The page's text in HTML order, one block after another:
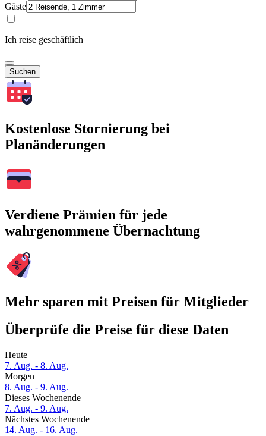
Gäste
Ich reise geschäftlich
Suchen
Kostenlose Stornierung bei
Planänderungen
Verdiene Prämien für jede
wahrgenommene Übernachtung
Mehr sparen mit Preisen für Mitglieder
Überprüfe die Preise für diese Daten
Heute
7. Aug. - 8. Aug.
Morgen
8. Aug. - 9. Aug.
Dieses Wochenende
7. Aug. - 9. Aug.
Nächstes Wochenende
14. Aug. - 16. Aug.